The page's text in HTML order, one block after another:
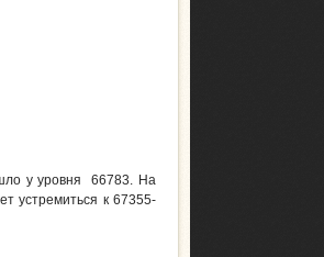
у уровня 66783. На
устремиться к 67355-